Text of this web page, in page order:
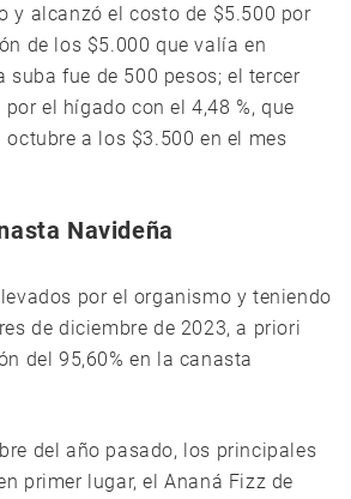
y alcanzó el costo de $5.500 por
de los $5.000 que valía en
suba fue de 500 pesos; el tercer
el hígado con el 4,48 %, que
octubre a los $3.500 en el mes
Navideña
por el organismo y teniendo
de diciembre de 2023, a priori
del 95,60% en la canasta
del año pasado, los principales
primer lugar, el Ananá Fizz de